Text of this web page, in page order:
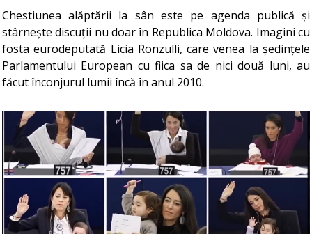
Chestiunea alăptării la sân este pe agenda publică și
stârnește discuții nu doar în Republica Moldova. Imagini cu
fosta eurodeputată Licia Ronzulli, care venea la ședințele
Parlamentului European cu fiica sa de nici două luni, au
făcut înconjurul lumii încă în anul 2010.